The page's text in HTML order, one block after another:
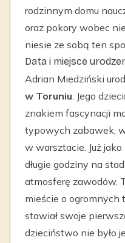
rodzinnym domu
oraz pokory wobec
niesie ze sobą ten
Data i miejsce
Adrian Miedziński
w Toruniu. Jego
znakiem fascynacji
typowych zabawek,
w warsztacie. Już jako
długie godziny na
atmosferę zawodów.
mieście o ogromnych
stawiał swoje
dzieciństwo nie było